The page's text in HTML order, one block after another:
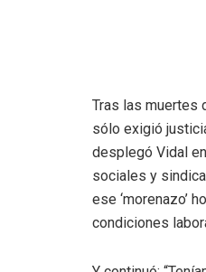
Tras las muertes
sólo exigió
desplegó Vidal
sociales y
ese ‘morenazo’
condiciones